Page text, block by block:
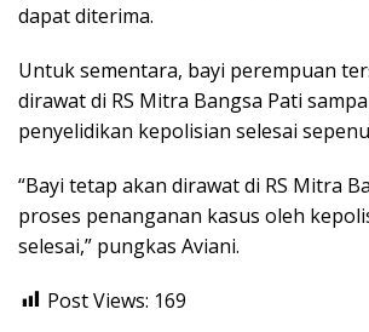
dapat diterima.
Untuk sementara, bayi perempuan
dirawat di RS Mitra Bangsa Pati
penyelidikan kepolisian selesai
“Bayi tetap akan dirawat di RS Mitra
proses penanganan kasus oleh
selesai,” pungkas Aviani.
Post Views: 169